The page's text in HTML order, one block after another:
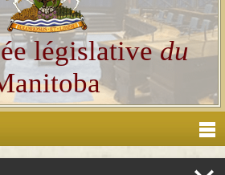
législativedu